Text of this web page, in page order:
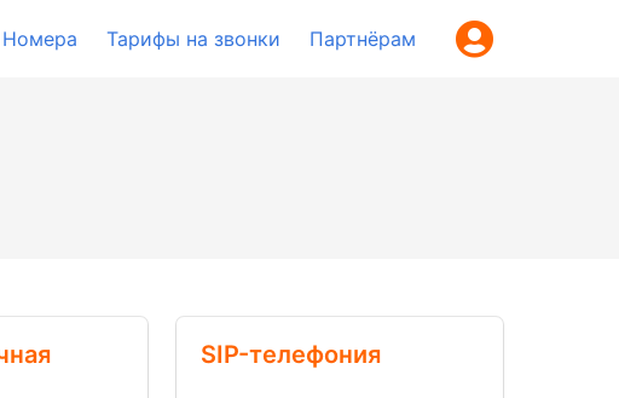
Номера Тарифы на звонки Партнёрам
SIP-телефония